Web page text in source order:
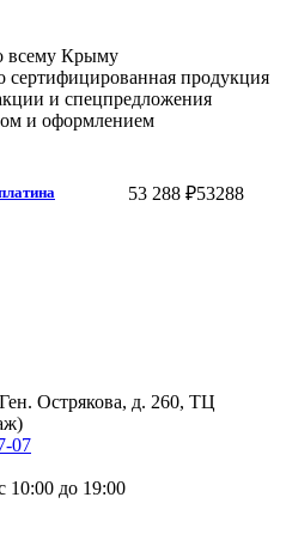
всему Крыму
сертифицированная продукция
и спецпредложения
и оформлением
53 288 ₽53288
Острякова, д. 260, ТЦ
07
10:00 до 19:00